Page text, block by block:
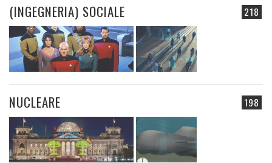
218
(INGEGNERIA) SOCIALE
198
NUCLEARE